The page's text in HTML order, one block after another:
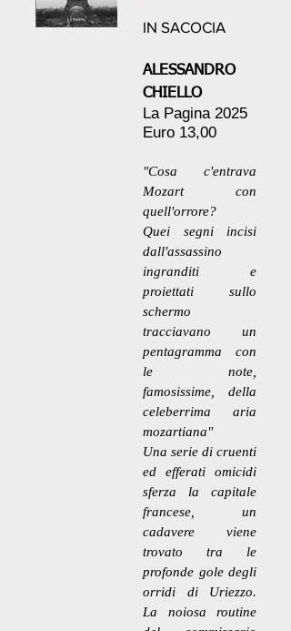
IN SACOCIA
ALESSANDRO
CHIELLO
La Pagina 2025
Euro 13,00
"Cosa c'entrava
Mozart con
quell'orrore?
Quei segni incisi
dall'assassino
ingranditi e
proiettati sullo
schermo
tracciavano un
pentagramma con
le note,
famosissime, della
celeberrima aria
mozartiana"
Una serie di cruenti
ed efferati omicidi
sferza la capitale
francese, un
cadavere viene
trovato tra le
profonde gole degli
orridi di Uriezzo.
La noiosa routine